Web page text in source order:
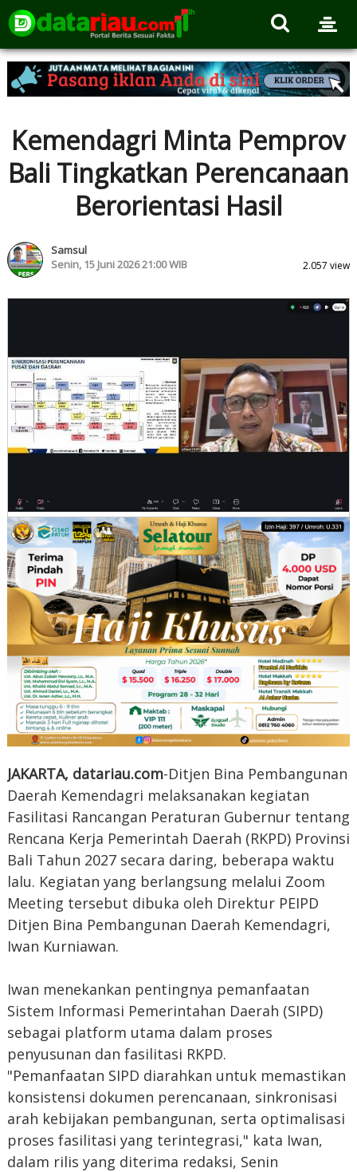
Kemendagri Minta Pemprov
Bali Tingkatkan Perencanaan
Berorientasi Hasil
Samsul
Senin, 15 Juni 2026 21:00 WIB
2.057 view
JAKARTA, datariau.com-Ditjen Bina Pembangunan
Daerah Kemendagri melaksanakan kegiatan
Fasilitasi Rancangan Peraturan Gubernur tentang
Rencana Kerja Pemerintah Daerah (RKPD) Provinsi
Bali Tahun 2027 secara daring, beberapa waktu
lalu. Kegiatan yang berlangsung melalui Zoom
Meeting tersebut dibuka oleh Direktur PEIPD
Ditjen Bina Pembangunan Daerah Kemendagri,
Iwan Kurniawan.
Iwan menekankan pentingnya pemanfaatan
Sistem Informasi Pemerintahan Daerah (SIPD)
sebagai platform utama dalam proses
penyusunan dan fasilitasi RKPD.
"Pemanfaatan SIPD diarahkan untuk memastikan
konsistensi dokumen perencanaan, sinkronisasi
arah kebijakan pembangunan, serta optimalisasi
proses fasilitasi yang terintegrasi," kata Iwan,
dalam rilis yang diterima redaksi, Senin